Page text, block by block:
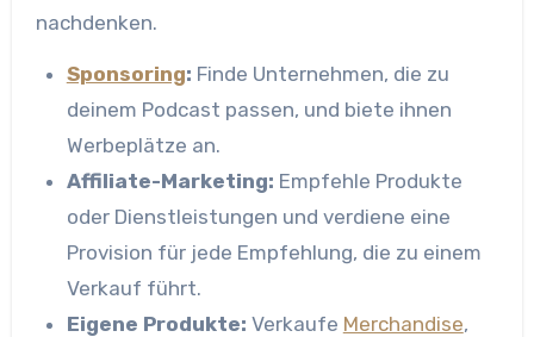
nachdenken.
Sponsoring: Finde Unternehmen, die zu
deinem Podcast passen, und biete ihnen
Werbeplätze an.
Affiliate-Marketing: Empfehle Produkte
oder Dienstleistungen und verdiene eine
Provision für jede Empfehlung, die zu einem
Verkauf führt.
Eigene Produkte: Verkaufe Merchandise,